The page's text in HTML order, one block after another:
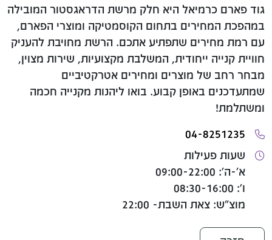
גוד פארם כרמיאל היא חלק מרשת הדראגסטור המובילה
במהפכת המחירים בתחום הקוסמטיקה ומוצרי הפארם,
עם רמת מחירים שתפתיע אתכם. הרשת מחויבת להעניק
חוויית קנייה ייחודית, המשלבת מקצועיות, שירות מצוין,
מבחר רחב של מוצרים ומחירים אטרקטיביים
שמתעדכנים באופן קבוע. בואו ליהנות מקנייה חכמה
ומשתלמת!
04-8251235
שעות פעילות
א'-ה': 09:00-22:00
ו': 08:30-16:00
מוצ"ש: צאת השבת- 22:00